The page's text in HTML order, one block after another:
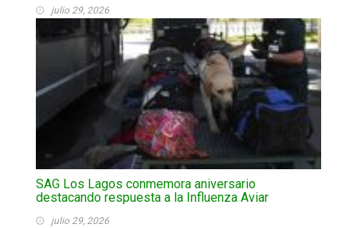
julio 29, 2026
SAG Los Lagos conmemora aniversario
destacando respuesta a la Influenza Aviar
julio 29, 2026